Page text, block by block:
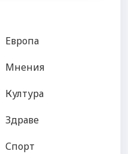
Европа
Мнения
Култура
Здраве
Спорт